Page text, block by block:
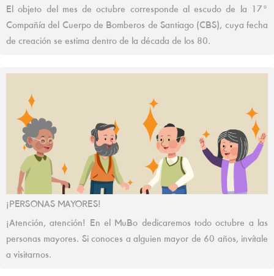
El objeto del mes de octubre corresponde al escudo de la 17°
Compañía del Cuerpo de Bomberos de Santiago (CBS), cuya fecha
de creación se estima dentro de la década de los 80.
¡PERSONAS MAYORES!
¡Atención, atención! En el MuBo dedicaremos todo octubre a las
personas mayores. Si conoces a alguien mayor de 60 años, invítale
a visitarnos.